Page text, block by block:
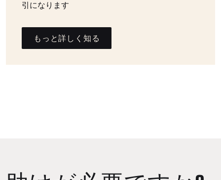
引になります
もっと詳しく知る